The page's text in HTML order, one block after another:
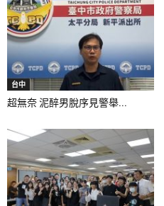
台中
超無奈 泥醉男脫序見警舉...